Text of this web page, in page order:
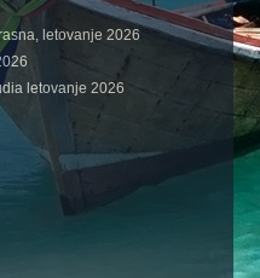
letovanje 2026
letovanje 2026